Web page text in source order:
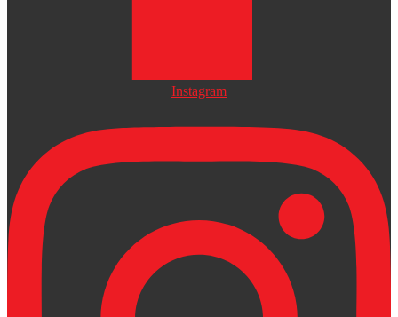
Instagram